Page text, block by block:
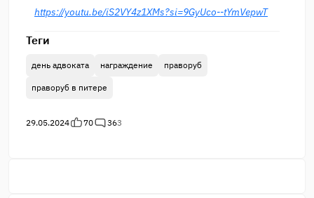
https://youtu.be/iS2VY4z1XMs?si=9GyUco--tYmVepwT
Теги
день адвоката награждение праворуб
праворуб в питере
29.05.2024 70 363